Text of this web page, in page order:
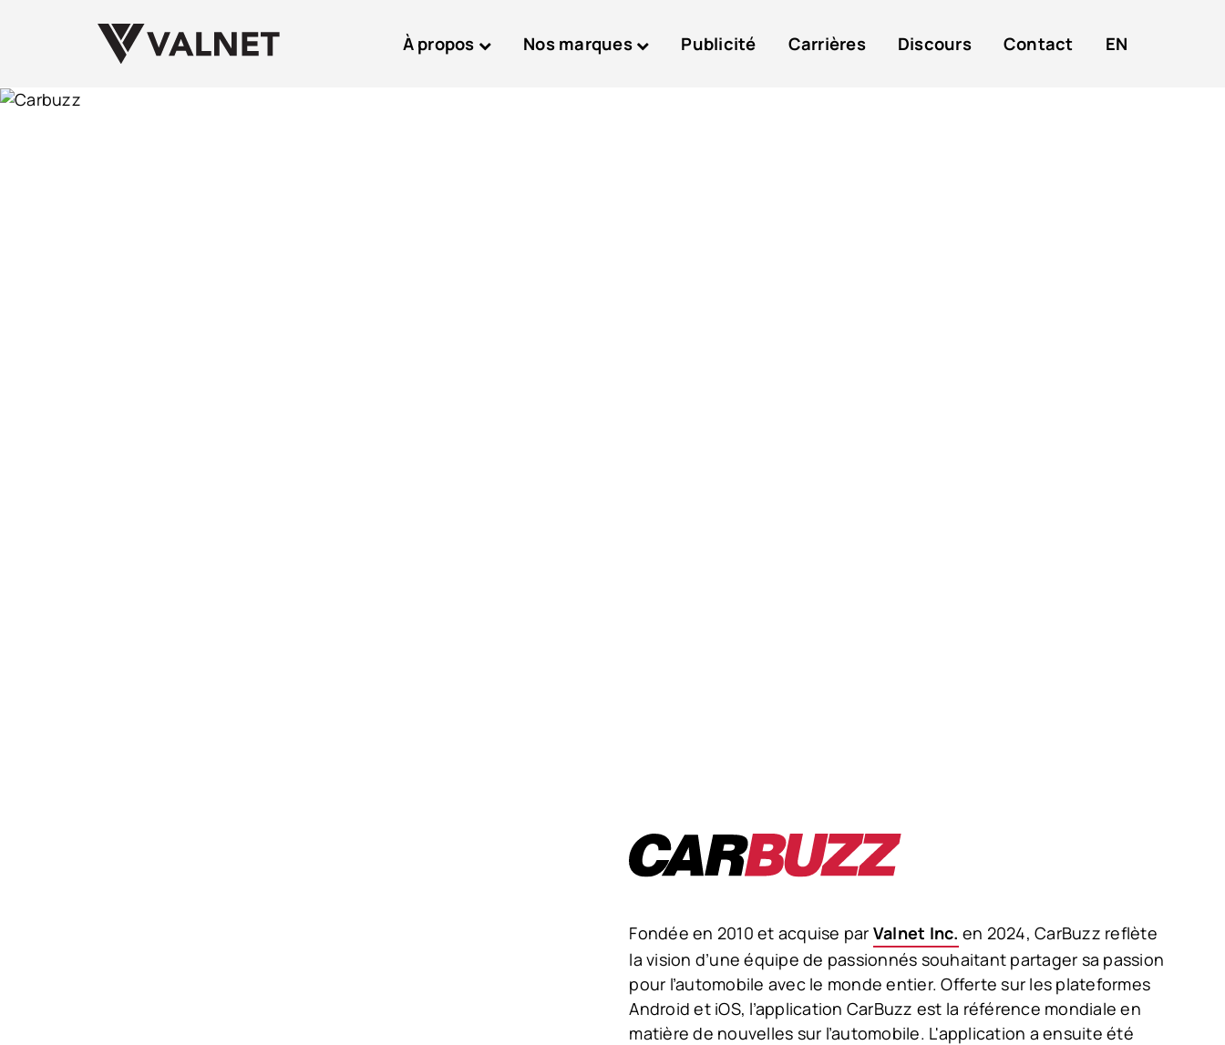
À propos Nos marques Publicité Carrières Discours Contact EN
Fondée en 2010 et acquise par Valnet Inc. en 2024, CarBuzz reflète
la vision d’une équipe de passionnés souhaitant partager sa passion
pour l’automobile avec le monde entier. Offerte sur les plateformes
Android et iOS, l’application CarBuzz est la référence mondiale en
matière de nouvelles sur l’automobile. L'application a ensuite été